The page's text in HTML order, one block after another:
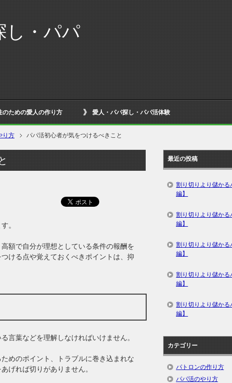
し・パパ
のための愛人の作り方 愛人・パパ探し・パパ活体験
り方 パパ活初心者が気をつけるべきこと
。
額で自分が理想としている条件の報酬を
ける点や覚えておくべきポイントは、抑
言葉などを理解しなければいけません。
めのポイント、トラブルに巻き込まれな
げれば切りがありません。
最近の投稿
割り切りより儲かる
編】
割り切りより儲かる
編】
割り切りより儲か
編】
割り切りより儲か
編】
割り切りより儲かる
編】
カテゴリー
パトロンの作り方
パパ活のやり方